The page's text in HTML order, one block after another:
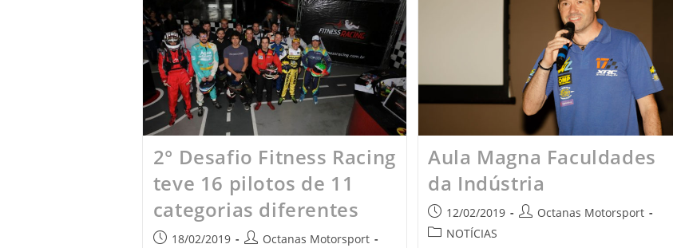
2° Desafio Fitness Racing
teve 16 pilotos de 11
categorias diferentes
18/02/2019
Octanas Motorsport
Aula Magna Faculdades
da Indústria
12/02/2019
Octanas Motorsport
NOTÍCIAS